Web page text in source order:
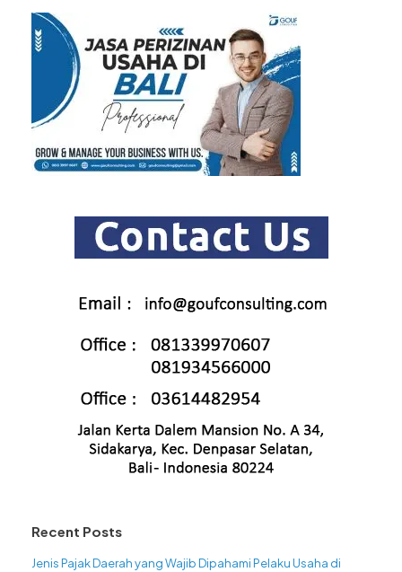
Recent Posts
Jenis Pajak Daerah yang Wajib Dipahami Pelaku Usaha di